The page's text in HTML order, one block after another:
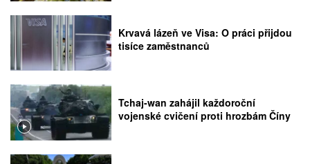
Krvavá lázeň ve Visa: O práci přijdou
tisíce zaměstnanců
Tchaj-wan zahájil každoroční
vojenské cvičení proti hrozbám Číny